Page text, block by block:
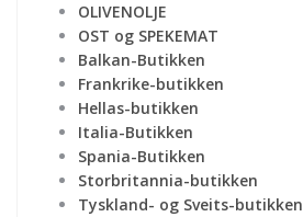
OLIVENOLJE
OST og SPEKEMAT
Balkan-Butikken
Frankrike-butikken
Hellas-butikken
Italia-Butikken
Spania-Butikken
Storbritannia-butikken
Tyskland- og Sveits-butikken